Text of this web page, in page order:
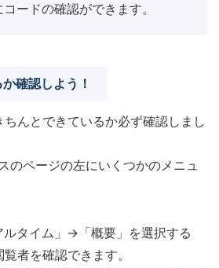
ードの確認ができます。
確認しよう！
んとできているか必ず確認しまし
のページの左にいくつかのメニュ
ルタイム」→「概要」を選択する
者を確認できます。